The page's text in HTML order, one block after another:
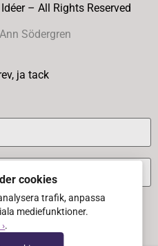
– All Rights Reserved
Södergren
ja tack
cookies
trafik, anpassa
mediefunktioner.
.